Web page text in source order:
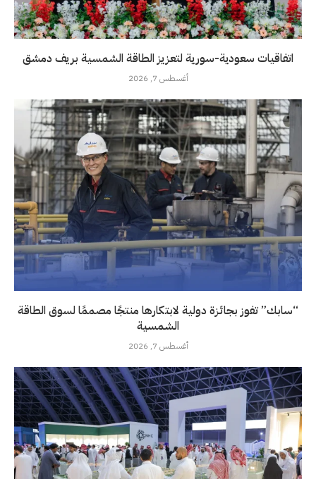
اتفاقيات سعودية-سورية لتعزيز الطاقة الشمسية بريف دمشق
أغسطس 7, 2026
“سابك” تفوز بجائزة دولية لابتكارها منتجًا مصممًا لسوق الطاقة
الشمسية
أغسطس 7, 2026